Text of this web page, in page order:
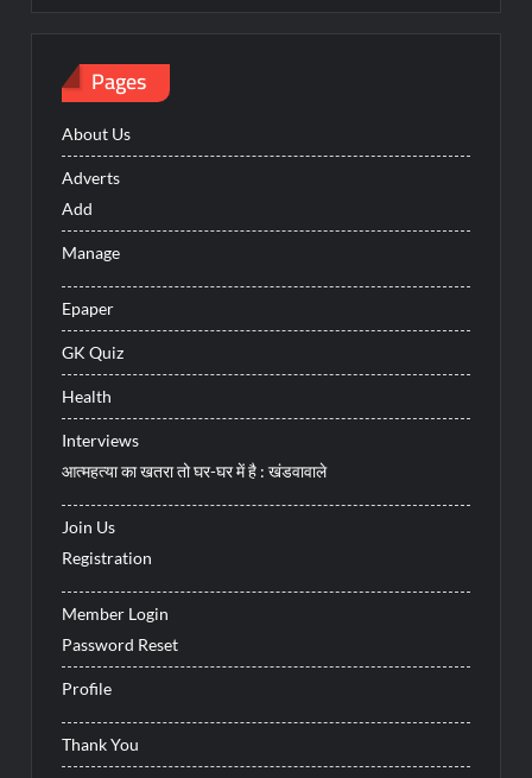
Pages
About Us
Adverts
Add
Manage
Epaper
GK Quiz
Health
Interviews
आत्महत्या का खतरा तो घर-घर में है : खंडवावाले
Join Us
Registration
Member Login
Password Reset
Profile
Thank You